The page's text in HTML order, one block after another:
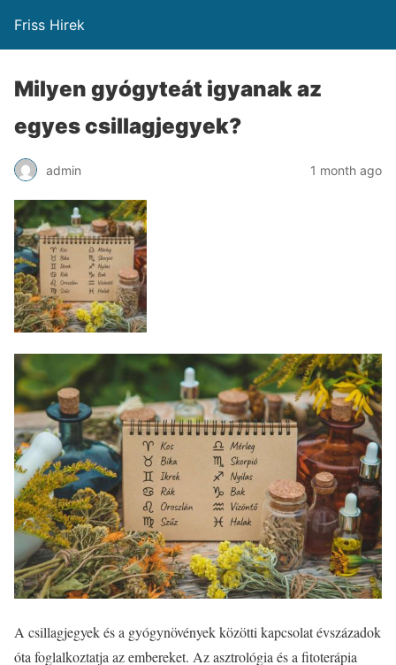
Friss Hirek
Milyen gyógyteát igyanak az
egyes csillagjegyek?
admin 1 month ago
A csillagjegyek és a gyógynövények közötti kapcsolat évszázadok
óta foglalkoztatja az embereket. Az asztrológia és a fitoterápia